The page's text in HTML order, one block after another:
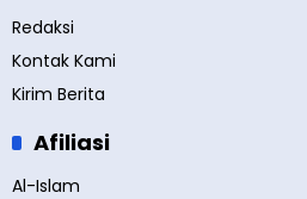
Redaksi
Kontak Kami
Kirim Berita
Afiliasi
Al-Islam